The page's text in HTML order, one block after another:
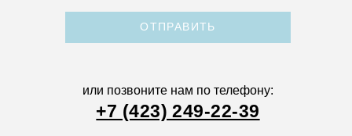
ОТПРАВИТЬ
или позвоните нам по телефону:
+7 (423) 249-22-39